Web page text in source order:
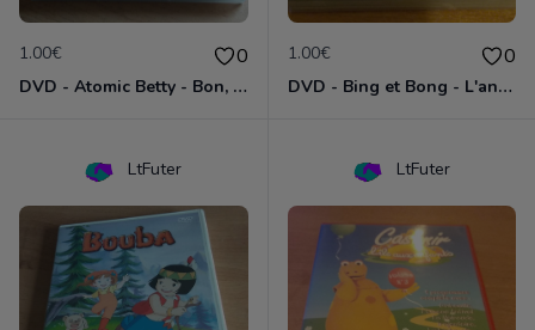
1.00€ 0
DVD - Atomic Betty - Bon, brute et Sparky
1.00€ 0
DVD - Bing et Bong - L'anniversaire de Bong
LtFuter LtFuter